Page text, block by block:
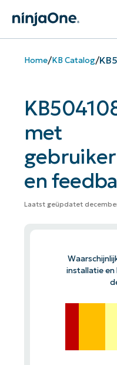
Home/KB Catalog/
met
en
Laatst geüpdatet
installatie en